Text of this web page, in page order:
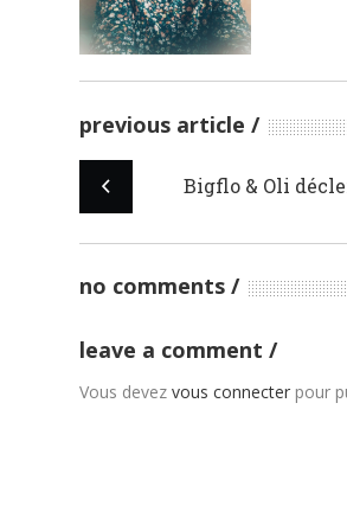
previous article
Bigflo & Oli
no comments
leave a comment
Vous devezvous connecter pour